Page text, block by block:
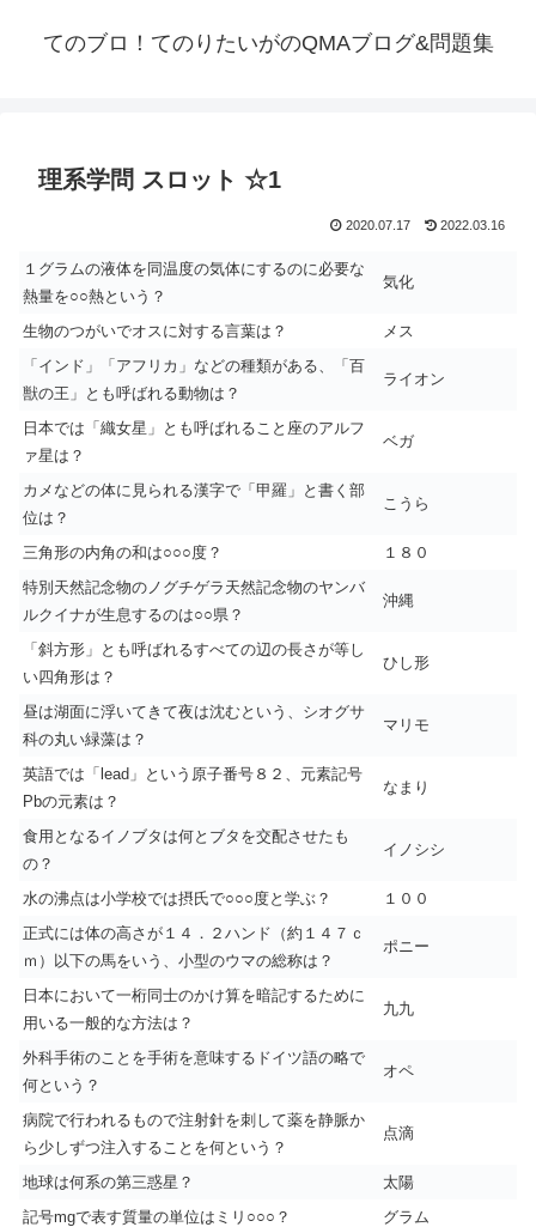
てのブロ！てのりたいがのQMAブログ&問題集
理系学問 スロット ☆1
2020.07.17 2022.03.16
１グラムの液体を同温度の気体にするのに必要な
熱量を○○熱という？
気化
生物のつがいでオスに対する言葉は？
メス
「インド」「アフリカ」などの種類がある、「百
獣の王」とも呼ばれる動物は？
ライオン
日本では「織女星」とも呼ばれること座のアルフ
ァ星は？
ベガ
カメなどの体に見られる漢字で「甲羅」と書く部
位は？
こうら
三角形の内角の和は○○○度？
１８０
特別天然記念物のノグチゲラ天然記念物のヤンバ
ルクイナが生息するのは○○県？
沖縄
「斜方形」とも呼ばれるすべての辺の長さが等し
い四角形は？
ひし形
昼は湖面に浮いてきて夜は沈むという、シオグサ
科の丸い緑藻は？
マリモ
英語では「lead」という原子番号８２、元素記号
Pbの元素は？
なまり
食用となるイノブタは何とブタを交配させたも
の？
イノシシ
水の沸点は小学校では摂氏で○○○度と学ぶ？
１００
正式には体の高さが１４．２ハンド（約１４７ｃ
ｍ）以下の馬をいう、小型のウマの総称は？
ポニー
日本において一桁同士のかけ算を暗記するために
用いる一般的な方法は？
九九
外科手術のことを手術を意味するドイツ語の略で
何という？
オペ
病院で行われるもので注射針を刺して薬を静脈か
ら少しずつ注入することを何という？
点滴
地球は何系の第三惑星？
太陽
記号mgで表す質量の単位はミリ○○○？
グラム